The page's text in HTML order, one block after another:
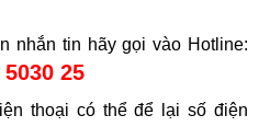
nhắn tin hãy gọi vào Hotline:
5030 25
thoại có thể để lại số điện